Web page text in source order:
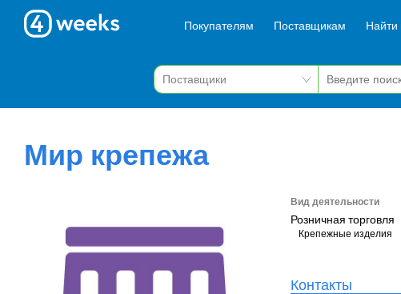
Покупателям Поставщикам Найти
Мир крепежа
Вид деятельности
Розничная торговля
Крепежные изделия
Контакты